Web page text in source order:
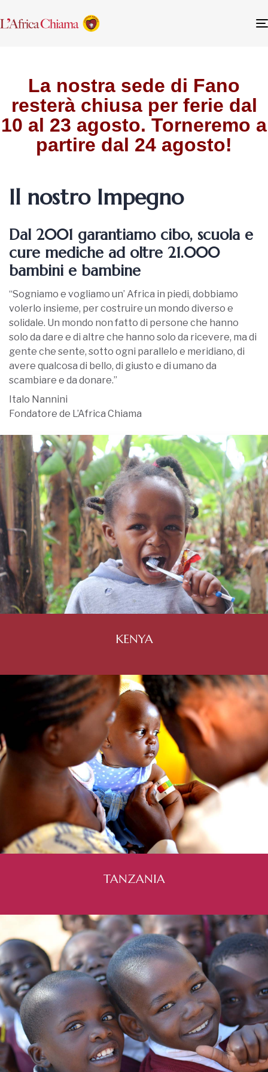
La nostra sede di Fano
resterà chiusa per ferie dal
10 al 23 agosto. Torneremo a
partire dal 24 agosto!
Il nostro Impegno
Dal 2001 garantiamo cibo, scuola e
cure mediche ad oltre 21.000
bambini e bambine
“Sogniamo e vogliamo un’ Africa in piedi, dobbiamo
volerlo insieme, per costruire un mondo diverso e
solidale. Un mondo non fatto di persone che hanno
solo da dare e di altre che hanno solo da ricevere, ma di
gente che sente, sotto ogni parallelo e meridiano, di
avere qualcosa di bello, di giusto e di umano da
scambiare e da donare.”
Italo Nannini
Fondatore de L’Africa Chiama
KENYA
TANZANIA